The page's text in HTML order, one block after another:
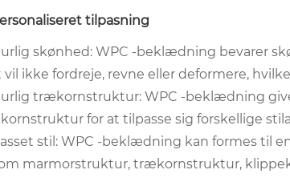
tilpasning
skønhed: WPC -beklædning bevarer
vil ikke fordreje, revne eller deformere,
trækornstruktur: WPC -beklædning
for at tilpasse sig forskellige
stil: WPC -beklædning kan formes til
marmorstruktur, trækornstruktur,